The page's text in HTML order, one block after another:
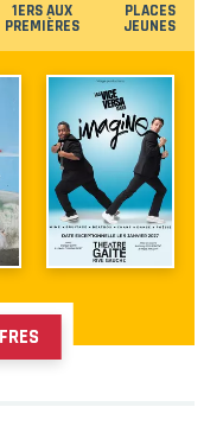
1ERS AUX
PREMIÈRES
PLACES
JEUNES